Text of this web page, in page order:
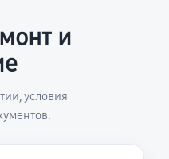
и
условия